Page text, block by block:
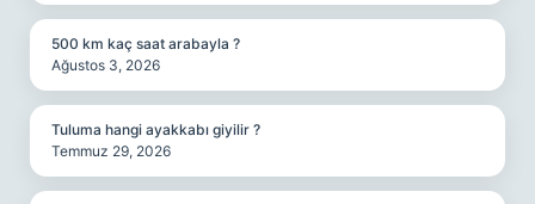
500 km kaç saat arabayla ?
Ağustos 3, 2026
Tuluma hangi ayakkabı giyilir ?
Temmuz 29, 2026